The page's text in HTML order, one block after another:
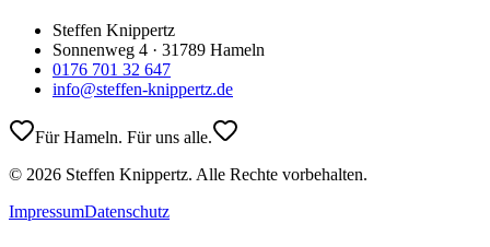
Steffen Knippertz
Sonnenweg 4 · 31789 Hameln
0176 701 32 647
info@steffen-knippertz.de
Für Hameln. Für uns alle.
© 2026 Steffen Knippertz. Alle Rechte vorbehalten.
ImpressumDatenschutz